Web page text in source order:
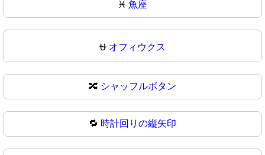
♓ 魚座
⛎ オフィウクス
🔀 シャッフルボタン
🔁 時計回りの縦矢印